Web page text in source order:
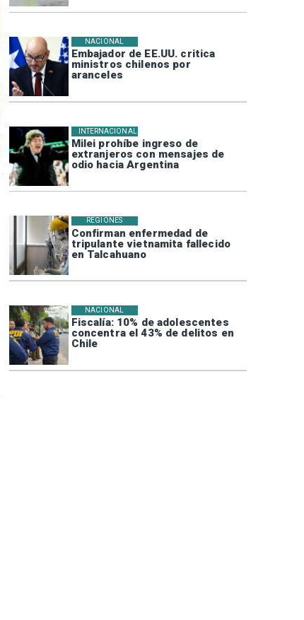
Embajador de EE.UU. critica
ministros chilenos por
aranceles
NACIONAL
Milei prohíbe ingreso de
extranjeros con mensajes de
odio hacia Argentina
INTERNACIONAL
Confirman enfermedad de
tripulante vietnamita fallecido
en Talcahuano
REGIONES
Fiscalía: 10% de adolescentes
concentra el 43% de delitos en
Chile
NACIONAL